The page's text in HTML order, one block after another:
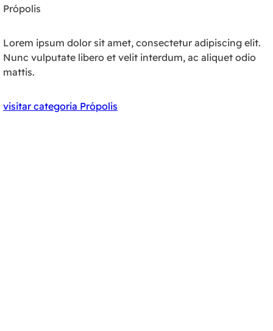
Própolis
Lorem ipsum dolor sit amet, consectetur adipiscing elit.
Nunc vulputate libero et velit interdum, ac aliquet odio
mattis.
visitar categoria Própolis